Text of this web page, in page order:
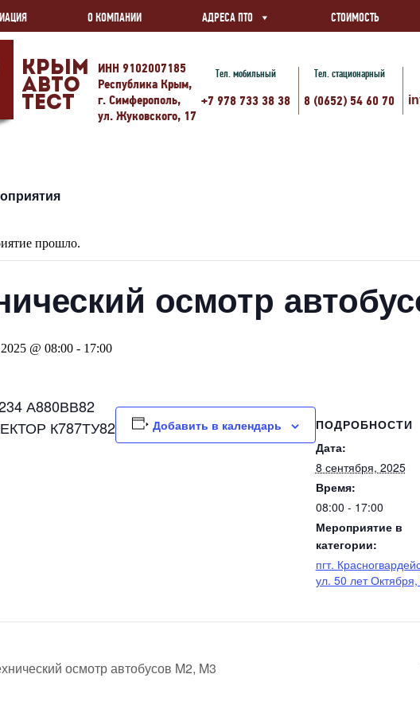
О КОМПАНИИ АДРЕСА ПТО СТОИМОСТЬ
Крым
Авто
Тест
ИНН 9102007185
Республика Крым,
г. Симферополь,
ул. Жуковского, 17
Тел. мобильный
+7 978 733 38 38
Тел. стационарный
8 (0652) 54 60 70
прошло.
осмотр
@ 08:00 - 17:00
А880ВВ82
К787ТУ82
Добавить в календарь
ПОДРОБНОСТИ
Дата:
8 сентября, 2025
Время:
08:00 - 17:00
Мероприятие в
категории:
пгт.
ул. 50 лет
осмотр автобусов M2, M3